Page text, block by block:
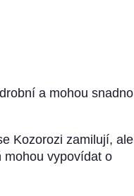
a mohou snadno
Kozorozi zamilují, ale
mohou vypovídat o